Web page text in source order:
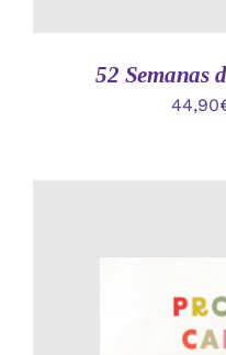
52 Semanas
44,90